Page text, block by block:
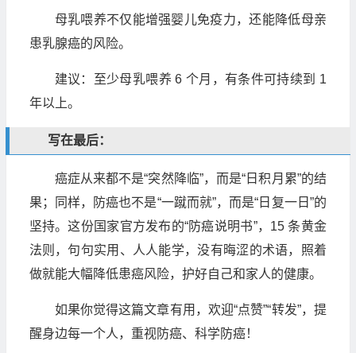
母乳喂养不仅能增强婴儿免疫力，还能降低母亲
患乳腺癌的风险。
建议：至少母乳喂养 6 个月，有条件可持续到 1
年以上。
写在最后：
癌症从来都不是“突然降临”，而是“日积月累”的结
果；同样，防癌也不是“一蹴而就”，而是“日复一日”的
坚持。这份国家官方发布的“防癌说明书”，15 条黄金
法则，句句实用、人人能学，没有晦涩的术语，照着
做就能大幅降低患癌风险，护好自己和家人的健康。
如果你觉得这篇文章有用，欢迎“点赞”“转发”，提
醒身边每一个人，重视防癌、科学防癌！